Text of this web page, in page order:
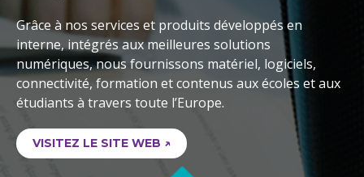
Grâce à nos services et produits développés en
interne, intégrés aux meilleures solutions
numériques, nous fournissons matériel, logiciels,
connectivité, formation et contenus aux écoles et aux
étudiants à travers toute l’Europe.
VISITEZ LE SITE WEB ↗